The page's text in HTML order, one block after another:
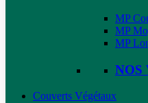
MP
MP
MP
NOS
Couverts Végétaux